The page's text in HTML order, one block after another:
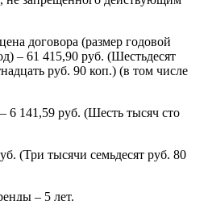
договора (размер годовой
– 61 415,90 руб. (Шестьдесят
руб. 90 коп.) (в том числе
– 6 141,59 руб. (Шесть тысяч сто
(Три тысячи семьдесят руб. 80
– 5 лет.